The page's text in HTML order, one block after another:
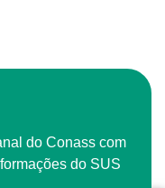
do SUS